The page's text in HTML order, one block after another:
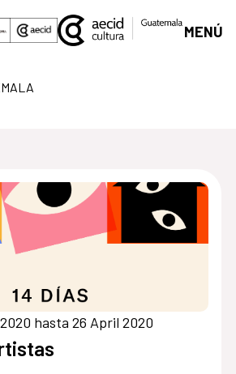
MENÚ
hasta 26 April 2020